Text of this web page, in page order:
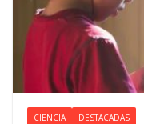
CIENCIA DESTACADAS